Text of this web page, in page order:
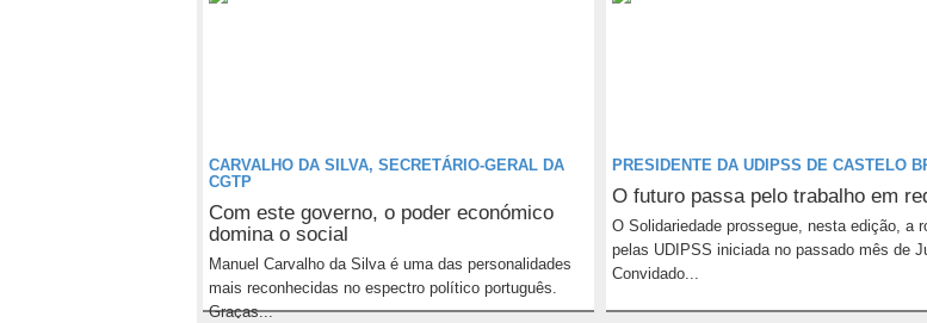
CARVALHO DA SILVA, SECRETÁRIO-GERAL DA
CGTP
Com este governo, o poder económico
domina o social
Manuel Carvalho da Silva é uma das personalidades
mais reconhecidas no espectro político português.
Graças...
PRESIDENTE DA UDIPSS DE CASTELO
O futuro passa pelo trabalho em
O Solidariedade prossegue, nesta edição, a
pelas UDIPSS iniciada no passado mês de
Convidado...